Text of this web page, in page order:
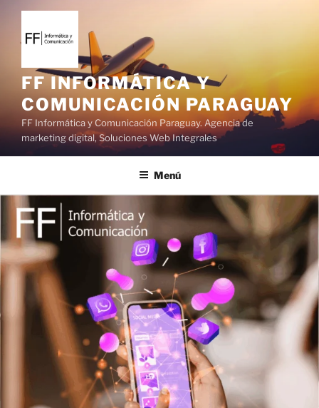
l
t
i
d
o
FF INFORMÁTICA Y
COMUNICACIÓN PARAGUAY
FF Informática y Comunicación Paraguay. Agencia de
marketing digital, Soluciones Web Integrales
Menú